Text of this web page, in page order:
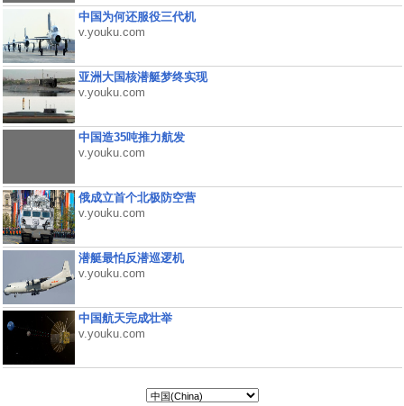
中国为何还服役三代机
v.youku.com
亚洲大国核潜艇梦终实现
v.youku.com
中国造35吨推力航发
v.youku.com
俄成立首个北极防空营
v.youku.com
潜艇最怕反潜巡逻机
v.youku.com
中国航天完成壮举
v.youku.com